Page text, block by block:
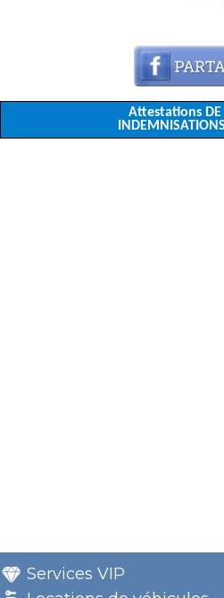
Attestations DE
Services VIP